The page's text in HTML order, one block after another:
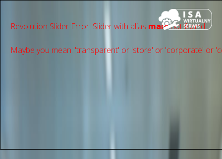
Revolution Slider Error: Slider with alias mainnot found.
Maybe you mean: 'transparent' or 'store' or 'сorporate' or